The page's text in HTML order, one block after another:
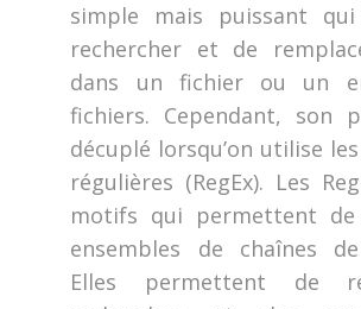
simple mais puissant
rechercher et de
dans un fichier ou un
fichiers. Cependant, son
décuplé lorsqu’on utilise
régulières (RegEx). Les
motifs qui permettent de
ensembles de chaînes
Elles permettent de